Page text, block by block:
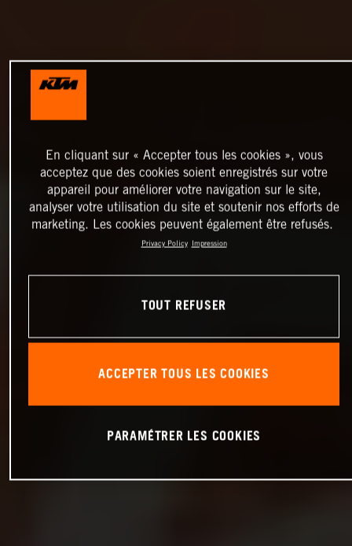
En cliquant sur « Accepter tous les cookies », vous
acceptez que des cookies soient enregistrés sur votre
appareil pour améliorer votre navigation sur le site,
analyser votre utilisation du site et soutenir nos efforts de
marketing. Les cookies peuvent également être refusés.
Privacy Policy Impression
TOUT REFUSER
ACCEPTER TOUS LES COOKIES
PARAMÉTRER LES COOKIES